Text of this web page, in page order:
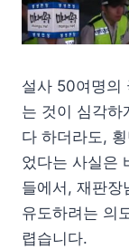
설사 50여명의
는 것이 심각하
다 하더라도,
었다는 사실은
들에서, 재판장
유도하려는 의
렵습니다.